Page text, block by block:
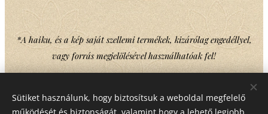
*A haiku, és a kép saját szellemi termékek, kizárólag engedéllyel,
vagy forrás megjelölésével használhatóak fel!
Share
Sütiket használunk, hogy biztosítsuk a weboldal megfelelő